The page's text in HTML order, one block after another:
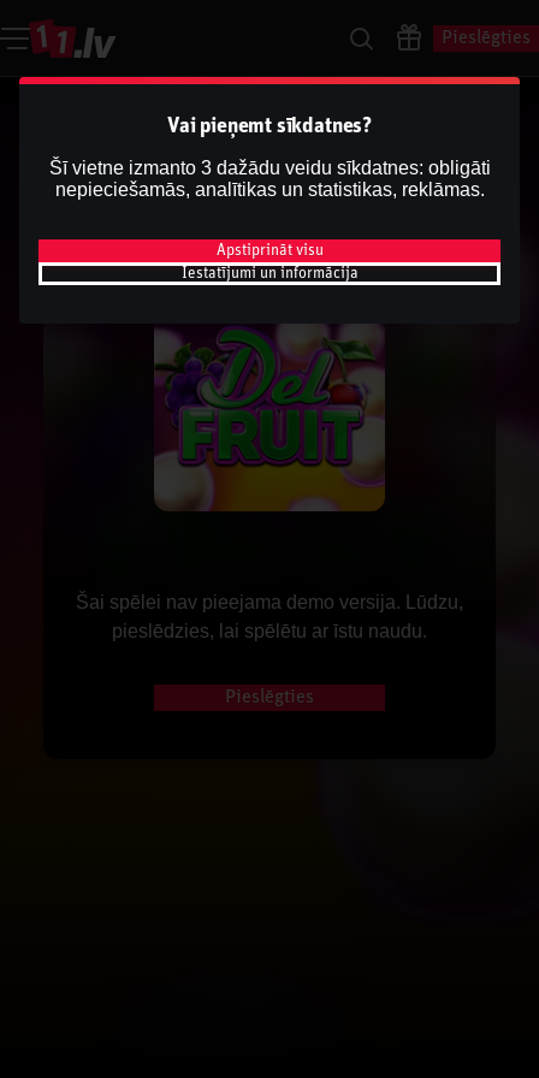
Pieslēgties
Šai spēlei nav pieejama demo versija. Lūdzu,
pieslēdzies, lai spēlētu ar īstu naudu.
Pieslēgties
Vai pieņemt sīkdatnes?
Šī vietne izmanto 3 dažādu veidu sīkdatnes: obligāti
nepieciešamās, analītikas un statistikas, reklāmas.
Apstiprināt visu
Iestatījumi un informācija